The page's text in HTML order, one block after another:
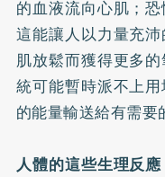
的血液流向心肌；
這能讓人以力量充
肌放鬆而獲得更多
統可能暫時派不上
的能量輸送給有需要
人體的這些生理反